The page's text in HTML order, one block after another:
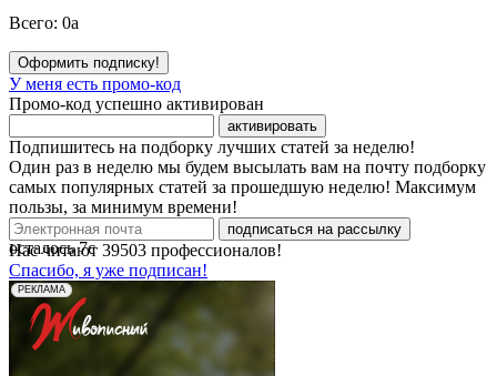
Всего: 0a
Оформить подписку!
У меня есть промо-код
Промо-код успешно активирован
активировать
Подпишитесь на подборку лучших статей за неделю!
Один раз в неделю мы будем высылать вам на почту подборку
самых популярных статей за прошедшую неделю! Максимум
пользы, за минимум времени!
подписаться на рассылку
Нас читают 39503 профессионалов!
Спасибо, я уже подписан!
осталось7с